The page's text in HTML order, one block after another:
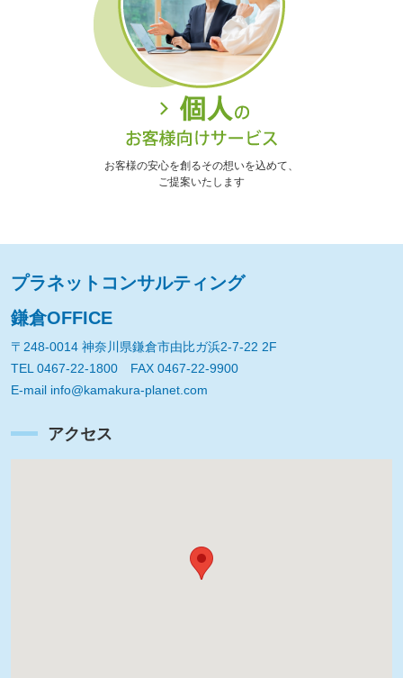
お客様の安心を創るその想いを込めて、
ご提案いたします
プラネットコンサルティング
鎌倉OFFICE
〒248-0014 神奈川県鎌倉市由比ガ浜2-7-22 2F
TEL 0467-22-1800 FAX 0467-22-9900
E-mail info@kamakura-planet.com
アクセス